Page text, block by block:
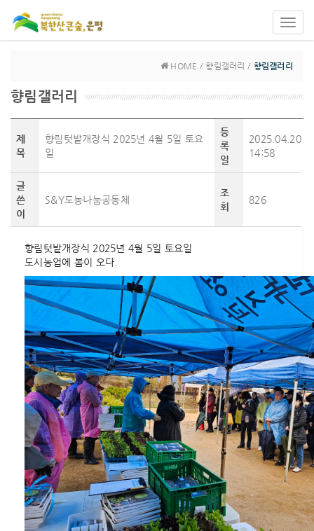
HOME / 향림갤러리 / 향림갤러리
향림갤러리
제
목
향림텃밭개장식 2025년 4월 5일 토요
일
등
록
일
2025.04.20
14:58
글
쓴
이
S&Y도농나눔공동체
조
회
826
향림텃밭개장식 2025년 4월 5일 토요일
도시농업에 봄이 오다.